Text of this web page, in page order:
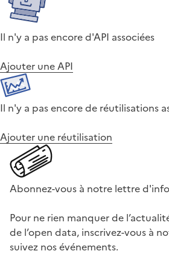
Il n'y a pas encore d'API associées
Ajouter une API
Il n'y a pas encore de réutilisations
Ajouter une réutilisation
Abonnez-vous à notre lettre
Pour ne rien manquer de
de l’open data, inscrivez-vous à
suivez nos événements.